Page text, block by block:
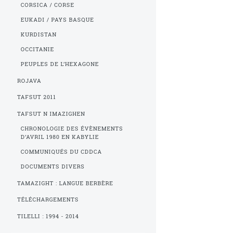
CORSICA / CORSE
EUKADI / PAYS BASQUE
KURDISTAN
OCCITANIE
PEUPLES DE L’HEXAGONE
ROJAVA
TAFSUT 2011
TAFSUT N IMAZIGHEN
CHRONOLOGIE DES ÉVÈNEMENTS
D’AVRIL 1980 EN KABYLIE
COMMUNIQUÉS DU CDDCA
DOCUMENTS DIVERS
TAMAZIGHT : LANGUE BERBÈRE
TÉLÉCHARGEMENTS
TILELLI : 1994 - 2014